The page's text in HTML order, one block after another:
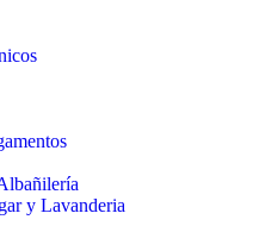
y Lavanderia